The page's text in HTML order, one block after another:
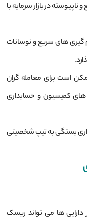
در بازار سرمایه با
گیری‌ های سریع و نوسانات
است برای معامله‌ گران
های کمیسیون و حسابداری
بستگی به تیپ شخصیتی
دارایی ‌ها می ‌تواند ریسک